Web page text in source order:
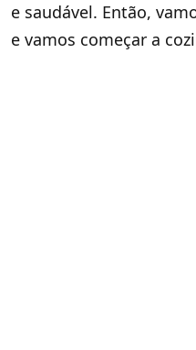
e saudável. Então,
e vamos começar a